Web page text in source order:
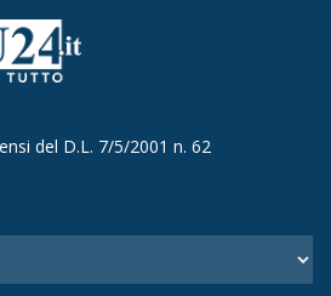
del D.L. 7/5/2001 n. 62